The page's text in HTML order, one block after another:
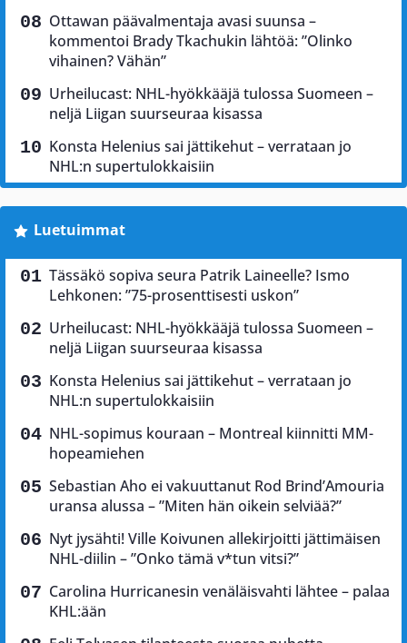
Ottawan päävalmentaja avasi suunsa –
kommentoi Brady Tkachukin lähtöä: ”Olinko
vihainen? Vähän”
Urheilucast: NHL-hyökkääjä tulossa Suomeen –
neljä Liigan suurseuraa kisassa
Konsta Helenius sai jättikehut – verrataan jo
NHL:n supertulokkaisiin
Luetuimmat
Tässäkö sopiva seura Patrik Laineelle? Ismo
Lehkonen: ”75-prosenttisesti uskon”
Urheilucast: NHL-hyökkääjä tulossa Suomeen –
neljä Liigan suurseuraa kisassa
Konsta Helenius sai jättikehut – verrataan jo
NHL:n supertulokkaisiin
NHL-sopimus kouraan – Montreal kiinnitti MM-
hopeamiehen
Sebastian Aho ei vakuuttanut Rod Brind’Amouria
uransa alussa – ”Miten hän oikein selviää?”
Nyt jysähti! Ville Koivunen allekirjoitti jättimäisen
NHL-diilin – ”Onko tämä v*tun vitsi?”
Carolina Hurricanesin venäläisvahti lähtee – palaa
KHL:ään